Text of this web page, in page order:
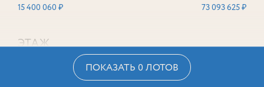
15 400 060 ₽ 73 093 625 ₽
ЭТАЖ
ПОКАЗАТЬ 0 ЛОТОВ